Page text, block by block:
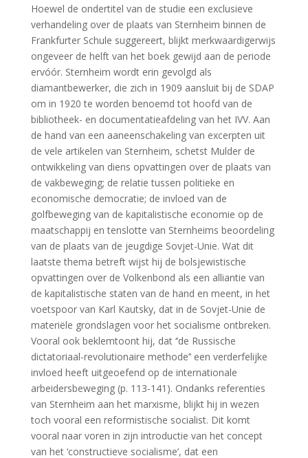
Hoewel de ondertitel van de studie een exclusieve
verhandeling over de plaats van Sternheim binnen de
Frankfurter Schule suggereert, blijkt merkwaardigerwijs
ongeveer de helft van het boek gewijd aan de periode
ervóór. Sternheim wordt erin gevolgd als
diamantbewerker, die zich in 1909 aansluit bij de SDAP
om in 1920 te worden benoemd tot hoofd van de
bibliotheek- en documentatieafdeling van het IVV. Aan
de hand van een aaneenschakeling van excerpten uit
de vele artikelen van Sternheim, schetst Mulder de
ontwikkeling van diens opvattingen over de plaats van
de vakbeweging; de relatie tussen politieke en
economische democratie; de invloed van de
golfbeweging van de kapitalistische economie op de
maatschappij en tenslotte van Sternheims beoordeling
van de plaats van de jeugdige Sovjet-Unie. Wat dit
laatste thema betreft wijst hij de bolsjewistische
opvattingen over de Volkenbond als een alliantie van
de kapitalistische staten van de hand en meent, in het
voetspoor van Karl Kautsky, dat in de Sovjet-Unie de
materiële grondslagen voor het socialisme ontbreken.
Vooral ook beklemtoont hij, dat ‘’de Russische
dictatoriaal-revolutionaire methode’’ een verderfelijke
invloed heeft uitgeoefend op de internationale
arbeidersbeweging (p. 113-141). Ondanks referenties
van Sternheim aan het marxisme, blijkt hij in wezen
toch vooral een reformistische socialist. Dit komt
vooral naar voren in zijn introductie van het concept
van het ‘constructieve socialisme’, dat een